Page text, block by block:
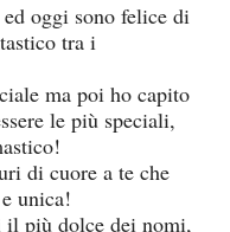
oggi sono felice di
tra i
ma poi ho capito
le più speciali,
di cuore a te che
unica!
il più dolce dei nomi,